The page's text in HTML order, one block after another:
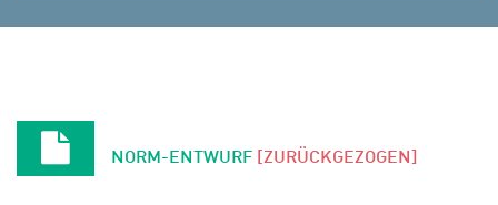
NORM-ENTWURF [ZURÜCKGEZOGEN]